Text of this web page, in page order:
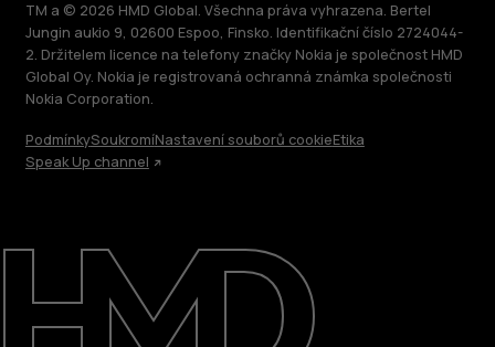
O nás
Oprava, opětovné použití, recyklace
Podpora
TM a © 2026 HMD Global. Všechna práva vyhrazena. Bertel
Jungin aukio 9, 02600 Espoo, Finsko. Identifikační číslo 2724044-
2. Držitelem licence na telefony značky Nokia je společnost HMD
Global Oy. Nokia je registrovaná ochranná známka společnosti
Nokia Corporation.
PodmínkySoukromíNastavení souborů cookieEtika
Speak Up channel